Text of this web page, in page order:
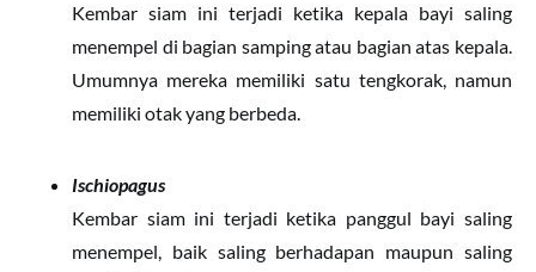
Kembar siam ini terjadi ketika kepala bayi saling
menempel di bagian samping atau bagian atas kepala.
Umumnya mereka memiliki satu tengkorak, namun
memiliki otak yang berbeda.
Ischiopagus
Kembar siam ini terjadi ketika panggul bayi saling
menempel, baik saling berhadapan maupun saling